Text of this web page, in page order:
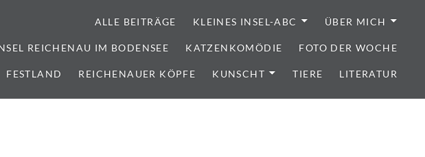
ALLE BEITRÄGE KLEINES INSEL-ABC ÜBER MICH
REICHENAU IM BODENSEE KATZENKOMÖDIE FOTO DER WOCHE
FESTLAND REICHENAUER KÖPFE KUNSCHT TIERE LITERATUR